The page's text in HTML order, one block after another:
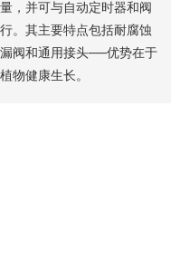
，并可与自动定时器和阀
。其主要特点包括耐腐蚀
阀和通用接头——优势在于
物健康生长。